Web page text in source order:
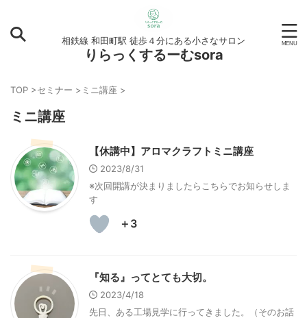
相鉄線 和田町駅 徒歩４分にある小さなサロン
りらっくするーむsora
TOP >セミナー > ミニ講座 >
ミニ講座
【休講中】アロマクラフトミニ講座
2023/8/31
※次回開講が決まりましたらこちらでお知らせしま
す
＋3
『知る』ってとても大切。
2023/4/18
先日、ある工場見学に行ってきました。（そのお話